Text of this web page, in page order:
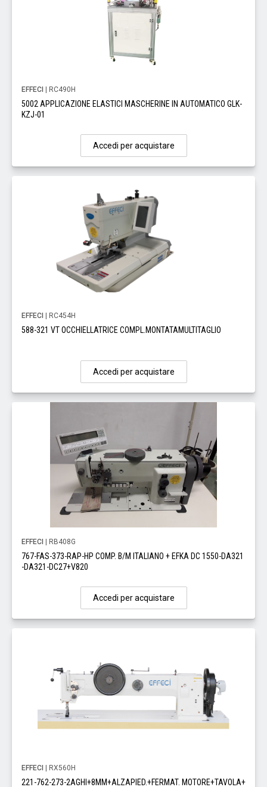
EFFECI | RC490H
5002 APPLICAZIONE ELASTICI MASCHERINE IN AUTOMATICO GLK-
KZJ-01
Accedi per acquistare
EFFECI | RC454H
588-321 VT OCCHIELLATRICE COMPL.MONTATAMULTITAGLIO
Accedi per acquistare
EFFECI | RB408G
767-FAS-373-RAP-HP COMP. B/M ITALIANO + EFKA DC 1550-DA321
-DA321-DC27+V820
Accedi per acquistare
EFFECI | RX560H
221-762-273-2AGHI+8MM+ALZAPIED.+FERMAT. MOTORE+TAVOLA+